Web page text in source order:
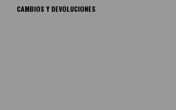
CAMBIOS Y DEVOLUCIONES